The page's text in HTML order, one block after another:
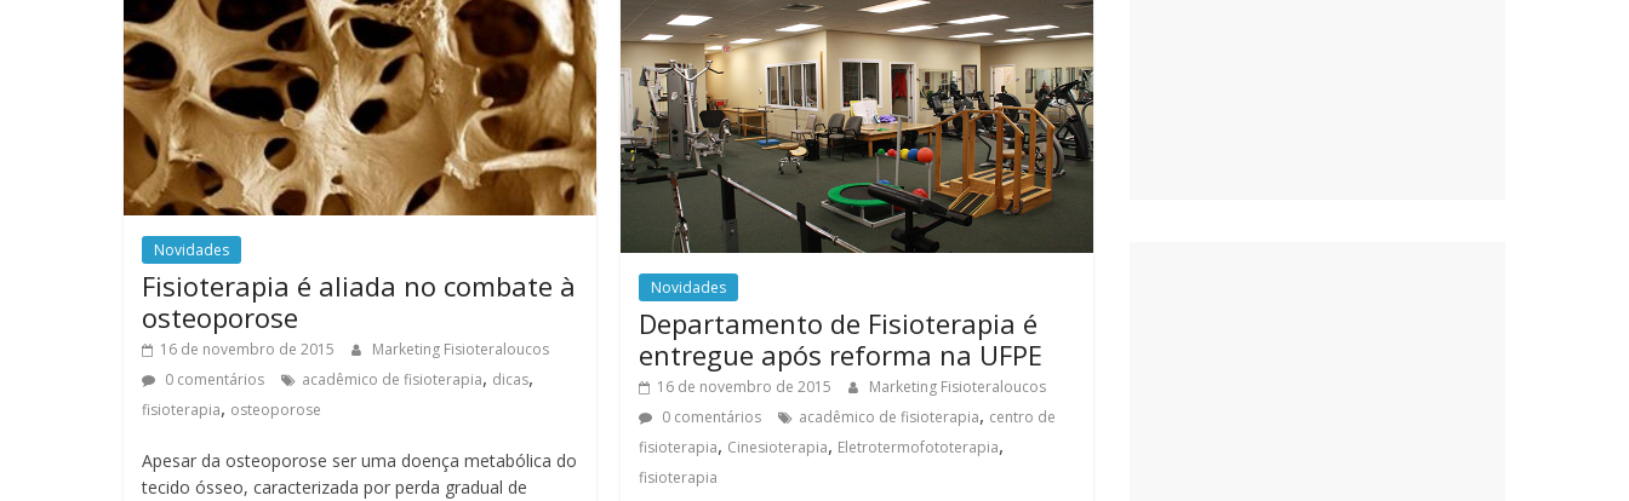
Novidades
Fisioterapia é aliada no combate à
osteoporose
16 de novembro de 2015
Marketing Fisioteraloucos
0 comentários
acadêmico de fisioterapia, dicas,
fisioterapia, osteoporose
Apesar da osteoporose ser uma doença metabólica do
tecido ósseo, caracterizada por perda gradual de
Novidades
Departamento de Fisioterapia é
entregue após reforma na UFPE
16 de novembro de 2015
Marketing Fisioteraloucos
0 comentários
acadêmico de fisioterapia, centro de
fisioterapia, Cinesioterapia, Eletrotermofototerapia,
fisioterapia